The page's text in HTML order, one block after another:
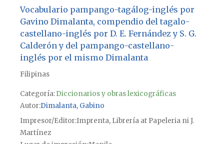
Vocabulario pampango-tagálog-inglés por
Gavino Dimalanta, compendio del tagalo-
castellano-inglés por D. E. Fernández y S. G.
Calderón y del pampango-castellano-
inglés por el mismo Dimalanta
Filipinas
Categoría:Diccionarios y obras lexicográficas
Autor Dimalanta, Gabino
Impresor/Editor Imprenta, Librería at Papeleria ni J.
Martínez